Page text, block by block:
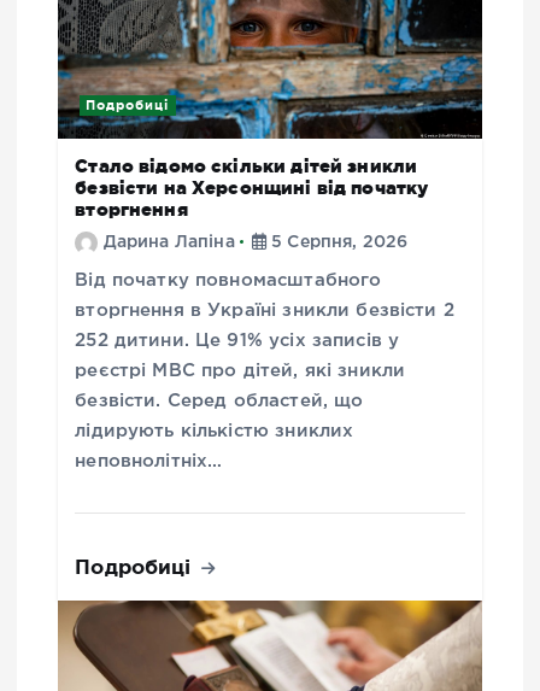
Подробиці
Стало відомо скільки дітей зникли
безвісти на Херсонщині від початку
вторгнення
Дарина Лапіна 5 Серпня, 2026
Від початку повномасштабного
вторгнення в Україні зникли безвісти 2
252 дитини. Це 91% усіх записів у
реєстрі МВС про дітей, які зникли
безвісти. Серед областей, що
лідирують кількістю зниклих
неповнолітніх…
Подробиці